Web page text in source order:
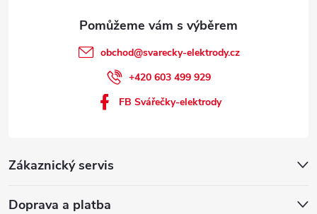
Zákaznický servis
Doprava a platba
obchod@svarecky-elektrody.cz
+420 603 499 929
FB Svářečky-elektrody